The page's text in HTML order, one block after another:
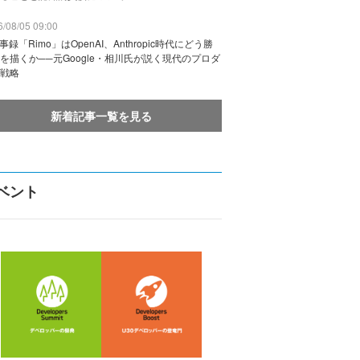
08/05 09:00
録「Rimo」はOpenAI、Anthropic時代にどう勝
描くか──元Google・相川氏が説く現代のプロダ
略
新着記事一覧を見る
ント